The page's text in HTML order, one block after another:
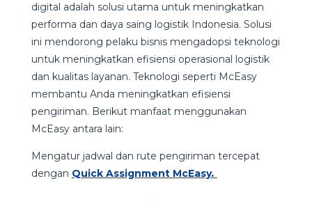
digital adalah solusi utama untuk meningkatkan
performa dan daya saing logistik Indonesia. Solusi
ini mendorong pelaku bisnis mengadopsi teknologi
untuk meningkatkan efisiensi operasional logistik
dan kualitas layanan. Teknologi seperti McEasy
membantu Anda meningkatkan efisiensi
pengiriman. Berikut manfaat menggunakan
McEasy antara lain:
Mengatur jadwal dan rute pengiriman tercepat
dengan Quick Assignment McEasy.